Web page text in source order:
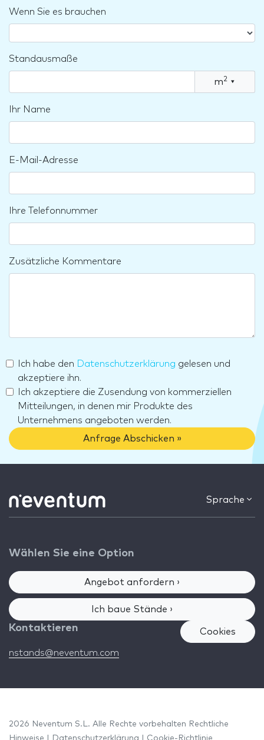
Wenn Sie es brauchen
Standausmaße
m2 ▾
Ihr Name
E-Mail-Adresse
Ihre Telefonnummer
Zusätzliche Kommentare
Ich habe den Datenschutzerklärung gelesen und
akzeptiere ihn.
Ich akzeptiere die Zusendung von kommerziellen
Mitteilungen, in denen mir Produkte des
Unternehmens angeboten werden.
Anfrage Abschicken »
Sprache
Wählen Sie eine Option
Angebot anfordern ›
Ich baue Stände ›
Kontaktieren
nstands@neventum.com
Cookies
2026 Neventum S.L. Alle Rechte vorbehalten Rechtliche
Hinweise
Datenschutzerklärung Cookie-Richtlinie